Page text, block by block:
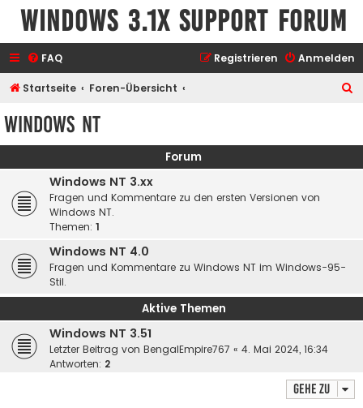
Windows 3.1x Support Forum
FAQ Anmelden
Registrieren
Startseite Foren-Übersicht
e
Windows NT
Forum
Windows NT 3.xx
Fragen und Kommentare zu den ersten Versionen von
Windows NT.
Themen: 1
Windows NT 4.0
Fragen und Kommentare zu Windows NT im Windows-95-
Stil.
Aktive Themen
Windows NT 3.51
Letzter Beitrag von BengalEmpire767 « 4. Mai 2024, 16:34
Antworten: 2
Gehe zu